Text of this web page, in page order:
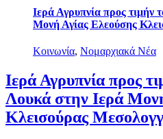
Ιερά Αγρυπνία προς τιμήν
Μονή Αγίας Ελεούσης
Κοινωνία, Νομαρχιακά Νέα
Ιερά Αγρυπνία προς
Λουκά στην Ιερά
Κλεισούρας